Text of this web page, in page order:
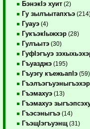
БэнэкIэ хуит (2)
Гу зылъытапхъэ
Гуауэ (4)
ГукъэкIыжхэр (28)
Гулъытэ (30)
ГуфIэгъуэ
Гъуазджэ (195)
Гъуэгу къежьапIэ (59)
Гъэлъэгъуэныгъэхэр
Гъэмахуэ (13)
Гъэмахуэ
Гъэсэныгъэ (14)
ГъэщIэгъуэнщ (31)